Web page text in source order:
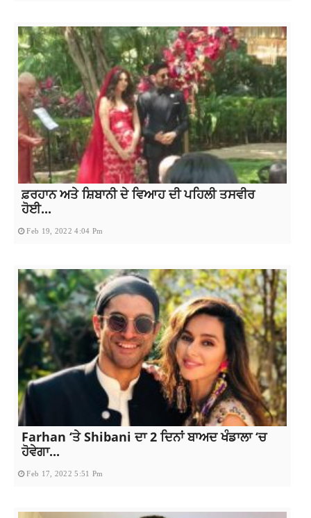
ਫ਼ਰਹਾਨ ਅਤੇ ਸ਼ਿਬਾਨੀ ਦੇ ਵਿਆਹ ਦੀ ਪਹਿਲੀ ਤਸਵੀਰ
ਹੋਈ...
Feb 19, 2022 4:04 Pm
Farhan ‘ਤੇ Shibani ਦਾ 2 ਦਿਨਾਂ ਬਾਅਦ ਖੰਡਾਲਾ ‘ਚ
ਹੋਵੇਗਾ...
Feb 17, 2022 5:51 Pm